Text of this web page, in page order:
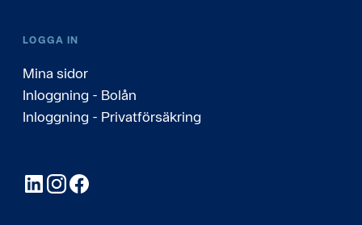
LOGGA IN
Mina sidor
Inloggning - Bolån
Inloggning - Privatförsäkring
LinkedInInstagram